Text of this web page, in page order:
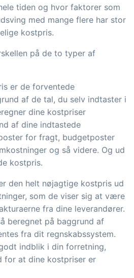
tiden og hvor faktorer som
med mange flere har stor
kostpris.
på de to typer af
er de forventede
af de tal, du selv indtaster i
dine kostpriser
af dine indtastede
for fragt, budgetposter
og så videre. Og ud
kostpris.
den helt nøjagtige kostpris ud
som de viser sig at være
fra dine leverandører.
beregnet på baggrund af
fra dit regnskabssystem.
indblik i din forretning,
for at dine kostpriser er